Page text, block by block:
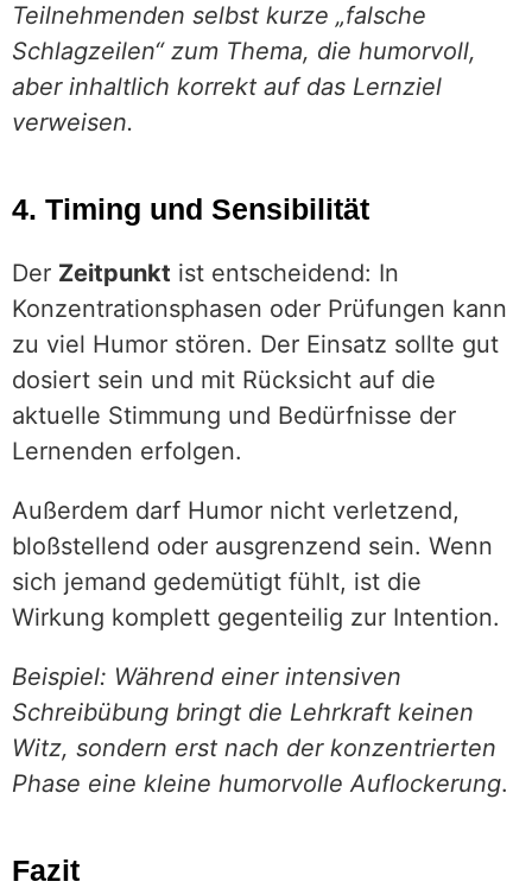
Teilnehmenden selbst kurze „falsche
Schlagzeilen“ zum Thema, die humorvoll,
aber inhaltlich korrekt auf das Lernziel
verweisen.
4. Timing und Sensibilität
Der Zeitpunkt ist entscheidend: In
Konzentrationsphasen oder Prüfungen kann
zu viel Humor stören. Der Einsatz sollte gut
dosiert sein und mit Rücksicht auf die
aktuelle Stimmung und Bedürfnisse der
Lernenden erfolgen.
Außerdem darf Humor nicht verletzend,
bloßstellend oder ausgrenzend sein. Wenn
sich jemand gedemütigt fühlt, ist die
Wirkung komplett gegenteilig zur Intention.
Beispiel: Während einer intensiven
Schreibübung bringt die Lehrkraft keinen
Witz, sondern erst nach der konzentrierten
Phase eine kleine humorvolle Auflockerung.
Fazit